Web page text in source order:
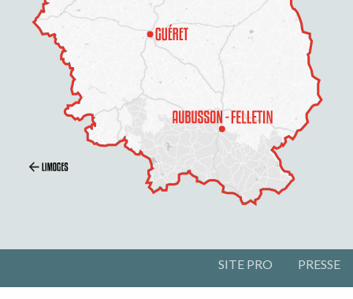
SITE PRO PRESSE